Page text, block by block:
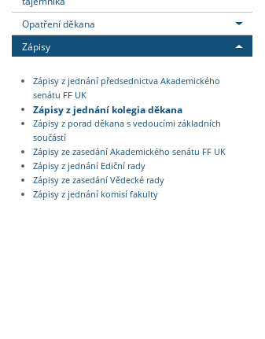
Opatření děkana
Zápisy
Zápisy z jednání předsednictva Akademického
senátu FF UK
Zápisy z jednání kolegia děkana
Zápisy z porad děkana s vedoucími základních
součástí
Zápisy ze zasedání Akademického senátu FF UK
Zápisy z jednání Ediční rady
Zápisy ze zasedání Vědecké rady
Zápisy z jednání komisí fakulty